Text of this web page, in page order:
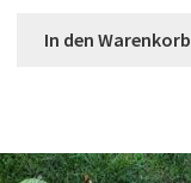
In den Warenkorb